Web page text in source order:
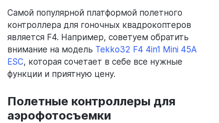
Самой популярной платформой полетного
контроллера для гоночных квадрокоптеров
является F4. Например, советуем обратить
внимание на модель Tekko32 F4 4in1 Mini 45A
ESC, которая сочетает в себе все нужные
функции и приятную цену.
Полетные контроллеры для
аэрофотосъемки